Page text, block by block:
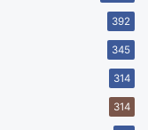
392
345
314
314